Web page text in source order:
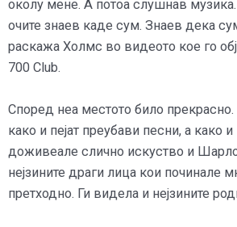
околу мене. А потоа слушнав
очите знаев каде сум. Знаев дека
раскажа Холмс во видеото кое го
700 Club.
Според неа местото било
како и пејат преубави песни, а како
доживеале слично искуство и
нејзините драги лица кои починале
претходно. Ги видела и нејзините